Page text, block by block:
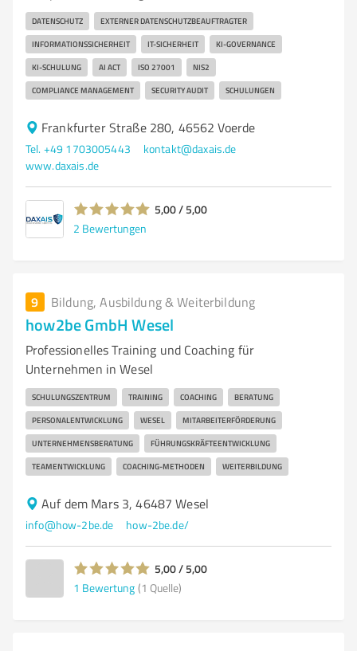
DATENSCHUTZ EXTERNER DATENSCHUTZBEAUFTRAGTER
INFORMATIONSSICHERHEIT IT-SICHERHEIT KI-GOVERNANCE
KI-SCHULUNG AI ACT ISO 27001 NIS2
COMPLIANCE MANAGEMENT SECURITY AUDIT SCHULUNGEN
Frankfurter Straße 280, 46562 Voerde
Tel. +49 1703005443
kontakt@daxais.de
www.daxais.de
5,00 / 5,00
2 Bewertungen
9 Bildung, Ausbildung & Weiterbildung
how2be GmbH Wesel
Professionelles Training und Coaching für
Unternehmen in Wesel
SCHULUNGSZENTRUM TRAINING COACHING BERATUNG
PERSONALENTWICKLUNG WESEL MITARBEITERFÖRDERUNG
UNTERNEHMENSBERATUNG FÜHRUNGSKRÄFTEENTWICKLUNG
TEAMENTWICKLUNG COACHING-METHODEN WEITERBILDUNG
Auf dem Mars 3, 46487 Wesel
info@how-2be.de how-2be.de/
5,00 / 5,00
1 Bewertung (1 Quelle)